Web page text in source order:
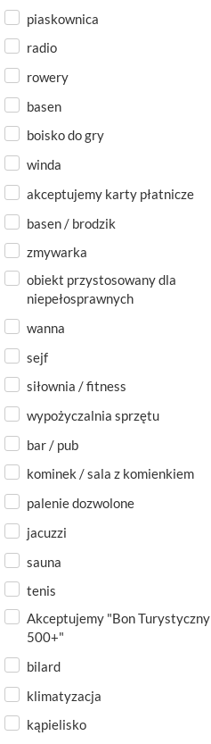
piaskownica
radio
rowery
basen
boisko do gry
winda
akceptujemy karty płatnicze
basen / brodzik
zmywarka
obiekt przystosowany dla
niepełosprawnych
wanna
sejf
siłownia / fitness
wypożyczalnia sprzętu
bar / pub
kominek / sala z komienkiem
palenie dozwolone
jacuzzi
sauna
tenis
Akceptujemy "Bon Turystyczny
500+"
bilard
klimatyzacja
kąpielisko